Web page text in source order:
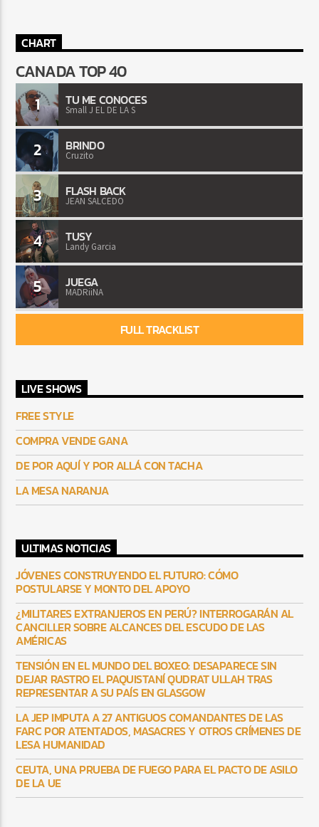
CHART
CANADA TOP 40
1 TU ME CONOCES
Small J EL DE LA S
2 BRINDO
Cruzito
3 FLASH BACK
JEAN SALCEDO
4 TUSY
Landy Garcia
5 JUEGA
MADRiiNA
FULL TRACKLIST
LIVE SHOWS
FREE STYLE
COMPRA VENDE GANA
DE POR AQUÍ Y POR ALLÁ CON TACHA
LA MESA NARANJA
ULTIMAS NOTICIAS
JÓVENES CONSTRUYENDO EL FUTURO: CÓMO
POSTULARSE Y MONTO DEL APOYO
¿MILITARES EXTRANJEROS EN PERÚ? INTERROGARÁN AL
CANCILLER SOBRE ALCANCES DEL ESCUDO DE LAS
AMÉRICAS
TENSIÓN EN EL MUNDO DEL BOXEO: DESAPARECE SIN
DEJAR RASTRO EL PAQUISTANÍ QUDRAT ULLAH TRAS
REPRESENTAR A SU PAÍS EN GLASGOW
LA JEP IMPUTA A 27 ANTIGUOS COMANDANTES DE LAS
FARC POR ATENTADOS, MASACRES Y OTROS CRÍMENES DE
LESA HUMANIDAD
CEUTA, UNA PRUEBA DE FUEGO PARA EL PACTO DE ASILO
DE LA UE